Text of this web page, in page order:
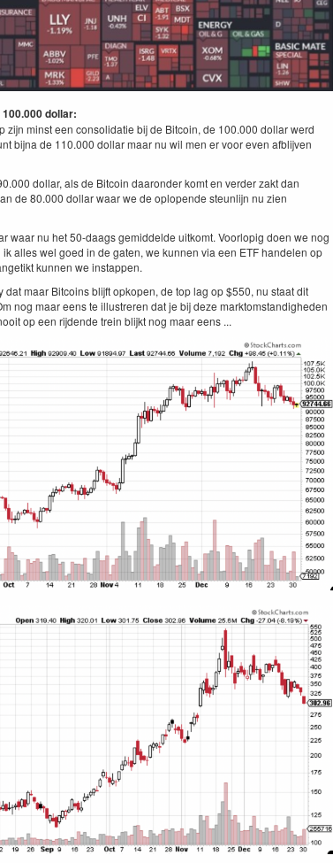
dollar:
zijn minst een consolidatie bij de Bitcoin, de 100.000 dollar werd
bijna de 110.000 dollar maar nu wil men er voor even afblijven
dollar, als de Bitcoin daaronder komt en verder zakt dan
de 80.000 dollar waar we de oplopende steunlijn nu zien
waar nu het 50-daags gemiddelde uitkomt. Voorlopig doen we nog
alles wel goed in de gaten, we kunnen via een ETF handelen op
kunnen we instappen.
maar Bitcoins blijft opkopen, de top lag op $550, nu staat dit
nog maar eens te illustreren dat je bij deze marktomstandigheden
op een rijdende trein blijkt nog maar eens ...